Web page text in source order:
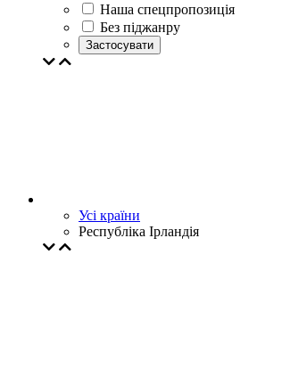
Наша спецпропозиція
Без піджанру
Застосувати
Усі країни
Республіка Ірландія